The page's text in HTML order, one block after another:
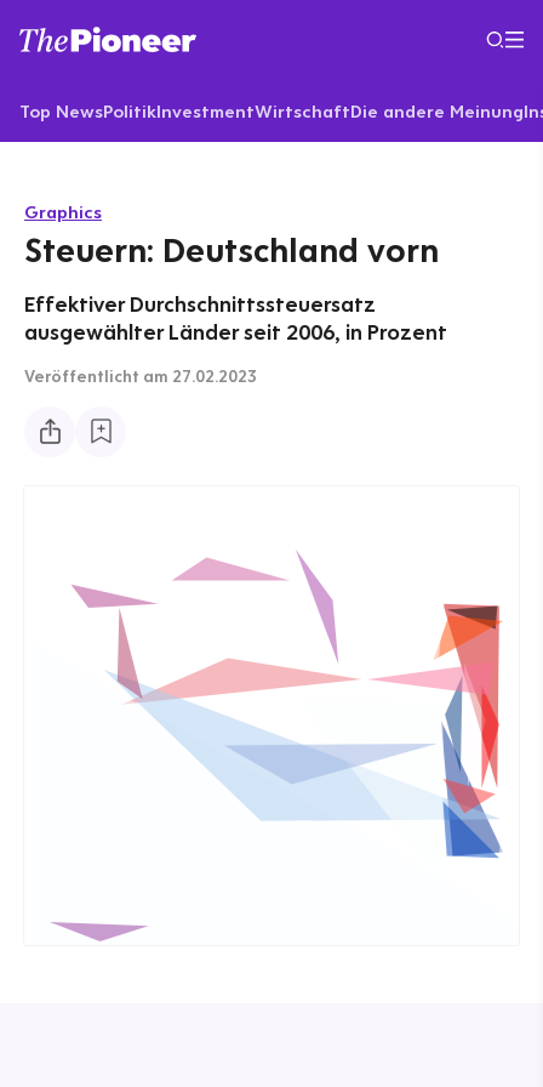
Top NewsPolitikInvestmentWirtschaftDie andere Meinung
Graphics
Steuern: Deutschland vorn
Effektiver Durchschnittssteuersatz
ausgewählter Länder seit 2006, in Prozent
Veröffentlicht am 27.02.2023